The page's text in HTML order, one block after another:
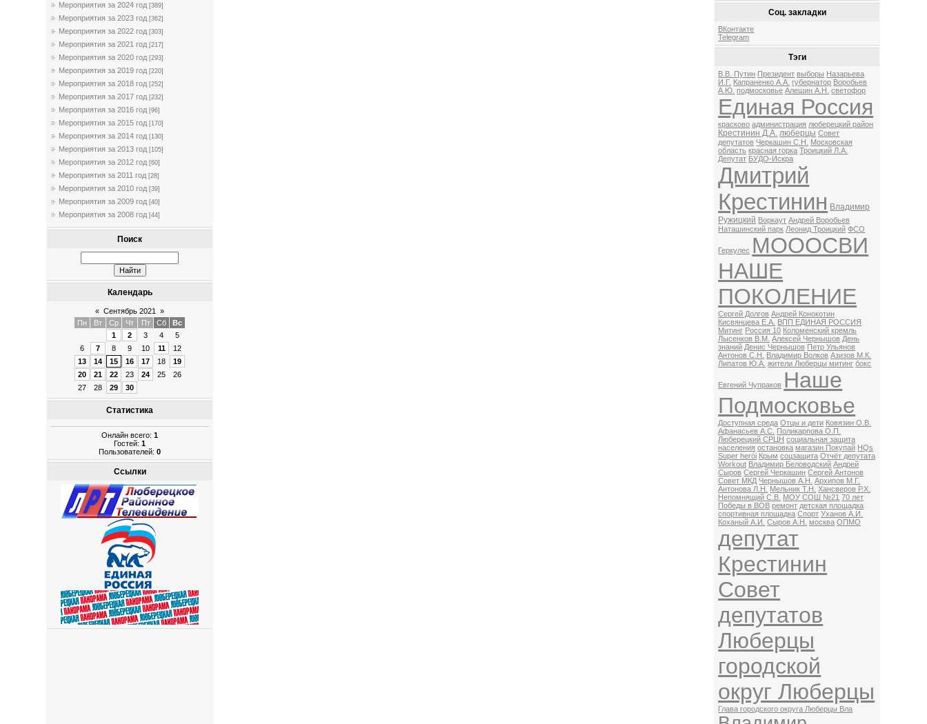
Мероприятия за 2024 год [389]
Мероприятия за 2023 год [362]
Мероприятия за 2022 год [303]
Мероприятия за 2021 год [217]
Мероприятия за 2020 год [293]
Мероприятия за 2019 год [220]
Мероприятия за 2018 год [252]
Мероприятия за 2017 год [232]
Мероприятия за 2016 год [96]
Мероприятия за 2015 год [170]
Мероприятия за 2014 год [130]
Мероприятия за 2013 год [105]
Мероприятия за 2012 год [60]
Мероприятия за 2011 год [28]
Мероприятия за 2010 год [39]
Мероприятия за 2009 год [40]
Мероприятия за 2008 год [44]
Поиск
Календарь
« Сентябрь 2021
»
Пн
Вт Ср Чт Пт Сб
Вс
1
2 3 4
5
6
7 8 9 10 11
12
13
14 15 16 17 18
19
20
21 22 23 24 25
26
27
28 29 30
Статистика
Онлайн всего:1
Гостей:1
Пользователей:0
Ссылки
Соц. закладки
ВКонтакте
Telegram
Тэги
В.В. Путин Президент выборы Назарьева
И.Г. Капраненко А.А. губернатор Воробьев
А.Ю. подмосковье Алешин А.Н. светофор
Единая Россия
красково администрация люберецкий район
Крестинин Д.А. люберцы Совет
депутатов Черкашин С.Н.
Московская
область красная горка Троицкий Л.А.
Депутат БУДО-Искра
Дмитрий
Крестинин Владимир
Ружицкий Воркаут Андрей Воробьев
Наташинский парк Леонид Троицкий ФСО
Геркулес МОООСВИ
НАШЕ
ПОКОЛЕНИЕ
Сергей Долгов Андрей Конокотин
Кисвянцева Е.А. ВПП ЕДИНАЯ РОССИЯ
Митинг Россия 10 Коломенский кремль
Лысенков В.М. Алексей Чернышов День
знаний Денис Чернышов Петр Ульянов
Антонов С.Н.
Владимир Волков Азизов М.К.
Липатов Ю.А. жители Люберцы митинг бокс
Евгений Чупраков Наше
Подмосковье
Доступная среда Отцы и дети Ковязин О.В.
Афанасьев А.С. Поликарпова О.П.
Люберецкий СРЦН социальная защита
населения остановка магазин Покупай HQs
Super herói Крым соцзащита Отчёт депутата
Workout Владимир Беловодский Андрей
Сыров Сергей Черкашин Сергей Антонов
Совет МКД Чернышов А.Н.
Архипов М.Г.
Антонова Л.Н.
Мельник Т.Н.
Хансверов Р.Х.
Непомнящий С.В. МОУ СОШ №21 70 лет
Победы в ВОВ ремонт детская площадка
спортивная площадка Спорт Уханов А.И.
Коханый А.И.
Сыров А.Н. москва ОПМО
депутат
Крестинин
Совет
депутатов
Люберцы
городской
округ Люберцы
Глава городского округа Люберцы Вла